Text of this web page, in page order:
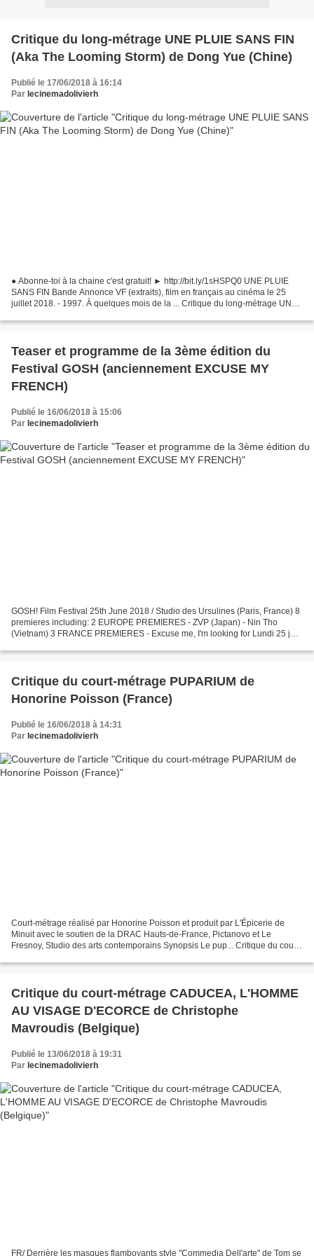
Critique du long-métrage UNE PLUIE SANS FIN
(Aka The Looming Storm) de Dong Yue (Chine)
Publié le 17/06/2018 à 16:14
Par lecinemadolivierh
● Abonne-toi à la chaine c'est gratuit! ► http://bit.ly/1sHSPQ0 UNE PLUIE
SANS FIN Bande Annonce VF (extraits), film en français au cinéma le 25
juillet 2018. - 1997. À quelques mois de la ... Critique du long-métrage UNE
Teaser et programme de la 3ème édition du
Festival GOSH (anciennement EXCUSE MY
FRENCH)
Publié le 16/06/2018 à 15:06
Par lecinemadolivierh
GOSH! Film Festival 25th June 2018 / Studio des Ursulines (Paris, France) 8
premieres including: 2 EUROPE PREMIERES - ZVP (Japan) - Nin Tho
(Vietnam) 3 FRANCE PREMIERES - Excuse me, I'm looking for Lundi 25 juin
Critique du court-métrage PUPARIUM de
Honorine Poisson (France)
Publié le 16/06/2018 à 14:31
Par lecinemadolivierh
Court-métrage réalisé par Honorine Poisson et produit par L'Épicerie de
Minuit avec le soutien de la DRAC Hauts-de-France, Pictanovo et Le
Fresnoy, Studio des arts contemporains Synopsis Le pup... Critique du court-
Critique du court-métrage CADUCEA, L'HOMME
AU VISAGE D'ECORCE de Christophe
Mavroudis (Belgique)
Publié le 13/06/2018 à 19:31
Par lecinemadolivierh
FR/ Derrière les masques flamboyants style "Commedia Dell'arte" de Tom se